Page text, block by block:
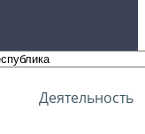
Деятельность